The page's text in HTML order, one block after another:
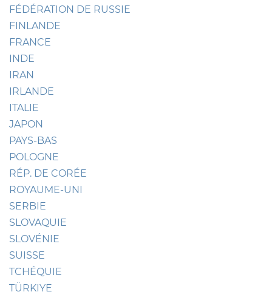
FÉDÉRATION DE RUSSIE
FINLANDE
FRANCE
INDE
IRAN
IRLANDE
ITALIE
JAPON
PAYS-BAS
POLOGNE
RÉP. DE CORÉE
ROYAUME-UNI
SERBIE
SLOVAQUIE
SLOVÉNIE
SUISSE
TCHÉQUIE
TÜRKIYE